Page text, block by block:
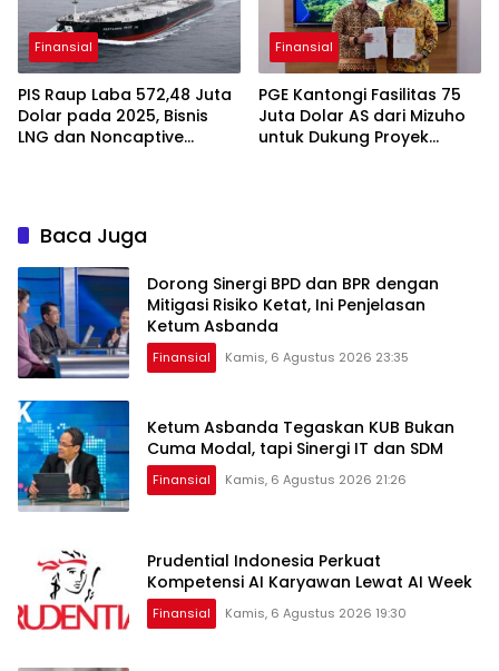
Finansial
PIS Raup Laba 572,48 Juta
Dolar pada 2025, Bisnis
LNG dan Noncaptive
Finansial
PGE Kantongi Fasilitas 75
Juta Dolar AS dari Mizuho
untuk Dukung Proyek
Baca Juga
Dorong Sinergi BPD dan BPR dengan
Mitigasi Risiko Ketat, Ini Penjelasan
Ketum Asbanda
Finansial Kamis, 6 Agustus 2026 23:35
Ketum Asbanda Tegaskan KUB Bukan
Cuma Modal, tapi Sinergi IT dan SDM
Finansial Kamis, 6 Agustus 2026 21:26
Prudential Indonesia Perkuat
Kompetensi AI Karyawan Lewat AI Week
Finansial Kamis, 6 Agustus 2026 19:30